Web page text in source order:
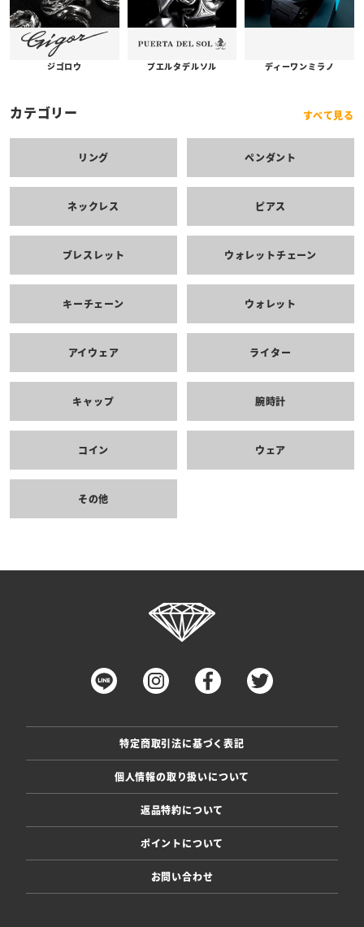
ジゴロウ プエルタデルソル ディーワンミラノ
カテゴリー すべて見る
リング ペンダント
ネックレス ピアス
ブレスレット ウォレットチェーン
キーチェーン ウォレット
アイウェア ライター
キャップ 腕時計
コイン ウェア
その他
特定商取引法に基づく表記
個人情報の取り扱いについて
返品特約について
ポイントについて
お問い合わせ